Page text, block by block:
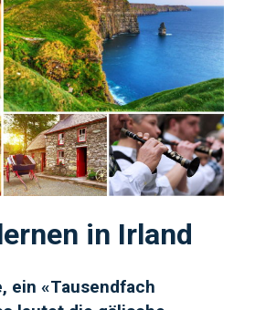
in Irland
ein «Tausendfach